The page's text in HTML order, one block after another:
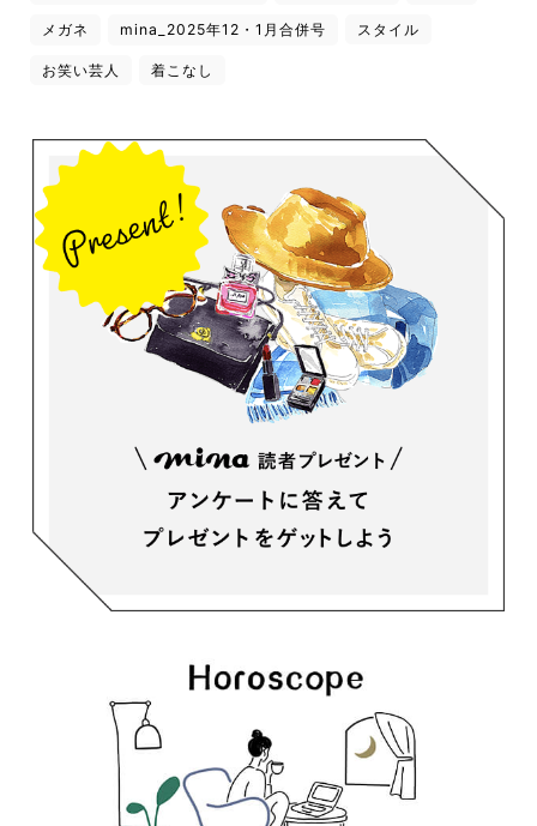
メガネ mina_2025年12・1月合併号 スタイル
お笑い芸人 着こなし